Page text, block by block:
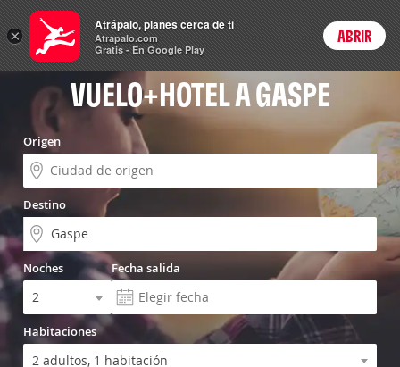
Vuelo+Hotel Precios enPeso
ARSCambiar moneda
Login
VUELO+HOTEL A GASPE
Origen
Destino
Noches Fecha salida
Habitaciones
×
Atrápalo, planes cerca de ti
Atrapalo.com
Gratis - En Google Play
ABRIR